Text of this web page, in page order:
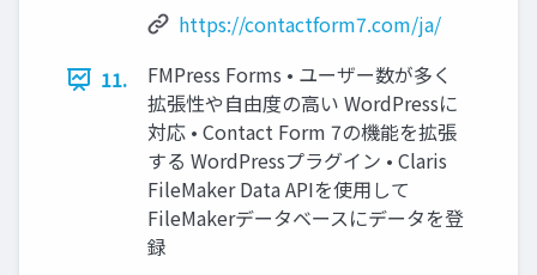
https://contactform7.com/ja/
11.
FMPress Forms • ユーザー数が多く
拡張性や自由度の高い WordPressに
対応 • Contact Form 7の機能を拡張
する WordPressプラグイン • Claris
FileMaker Data APIを使用して
FileMakerデータベースにデータを登
録